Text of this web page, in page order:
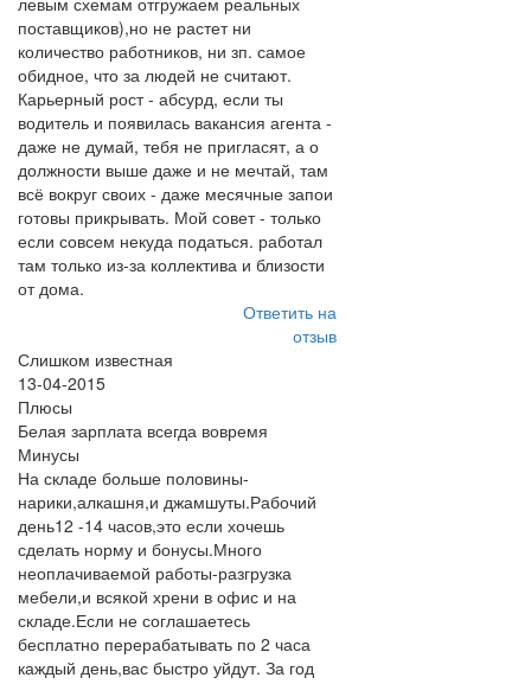
поставщиков),но не растет ни
количество работников, ни зп. самое
обидное, что за людей не считают.
Карьерный рост - абсурд, если ты
водитель и появилась вакансия агента -
даже не думай, тебя не пригласят, а о
должности выше даже и не мечтай, там
всё вокруг своих - даже месячные запои
готовы прикрывать. Мой совет - только
если совсем некуда податься. работал
там только из-за коллектива и близости
от дома.
Ответить на
отзыв
Слишком известная
13-04-2015
Плюсы
Белая зарплата всегда вовремя
Минусы
На складе больше половины-
нарики,алкашня,и джамшуты.Рабочий
день12 -14 часов,это если хочешь
сделать норму и бонусы.Много
неоплачиваемой работы-разгрузка
мебели,и всякой хрени в офис и на
складе.Если не соглашаетесь
бесплатно перерабатывать по 2 часа
каждый день,вас быстро уйдут. За год